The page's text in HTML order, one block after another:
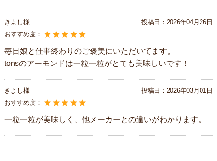
きよし様 投稿日： 2026年04月26日
おすすめ度：
毎日娘と仕事終わりのご褒美にいただいてます。
tonsのアーモンドは一粒一粒がとても美味しいです！
きよし様 投稿日： 2026年03月01日
おすすめ度：
一粒一粒が美味しく、他メーカーとの違いがわかります。